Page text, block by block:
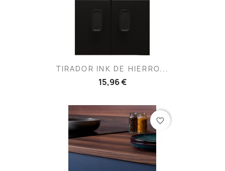
TIRADOR INK DE HIERRO...
15,96 €
favorite_border